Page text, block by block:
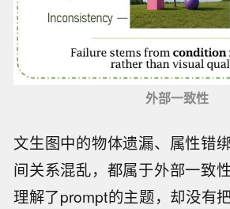
外部一致性
文生图中的物体遗漏、属性错
间关系混乱，都属于外部一致
理解了prompt的主题，却没有